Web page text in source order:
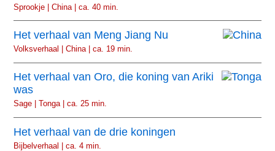
Sprookje | China | ca. 40 min.
Het verhaal van Meng Jiang Nu
Volksverhaal | China | ca. 19 min.
Het verhaal van Oro, die koning van Ariki
was
Sage | Tonga | ca. 25 min.
Het verhaal van de drie koningen
Bijbelverhaal | ca. 4 min.